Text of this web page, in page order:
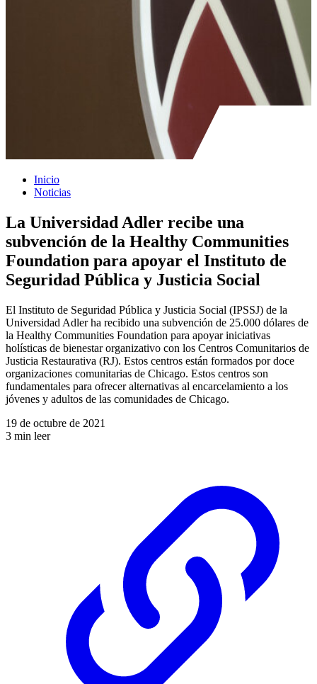
Inicio
Noticias
La Universidad Adler recibe una
subvención de la Healthy Communities
Foundation para apoyar el Instituto de
Seguridad Pública y Justicia Social
El Instituto de Seguridad Pública y Justicia Social (IPSSJ) de la
Universidad Adler ha recibido una subvención de 25.000 dólares de
la Healthy Communities Foundation para apoyar iniciativas
holísticas de bienestar organizativo con los Centros Comunitarios de
Justicia Restaurativa (RJ). Estos centros están formados por doce
organizaciones comunitarias de Chicago. Estos centros son
fundamentales para ofrecer alternativas al encarcelamiento a los
jóvenes y adultos de las comunidades de Chicago.
19 de octubre de 2021
3 min leer